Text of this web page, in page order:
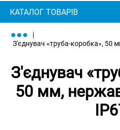
КАТАЛОГ ТОВАРІВ
З'єднувач «труба-коробка», 50
З'єднувач
50 мм,